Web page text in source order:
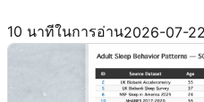
10 นาทีในการอ่าน2026-07-22